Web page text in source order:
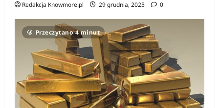
Redakcja Knowmore.pl 29 grudnia, 2025 0
Przeczytano 4 minut